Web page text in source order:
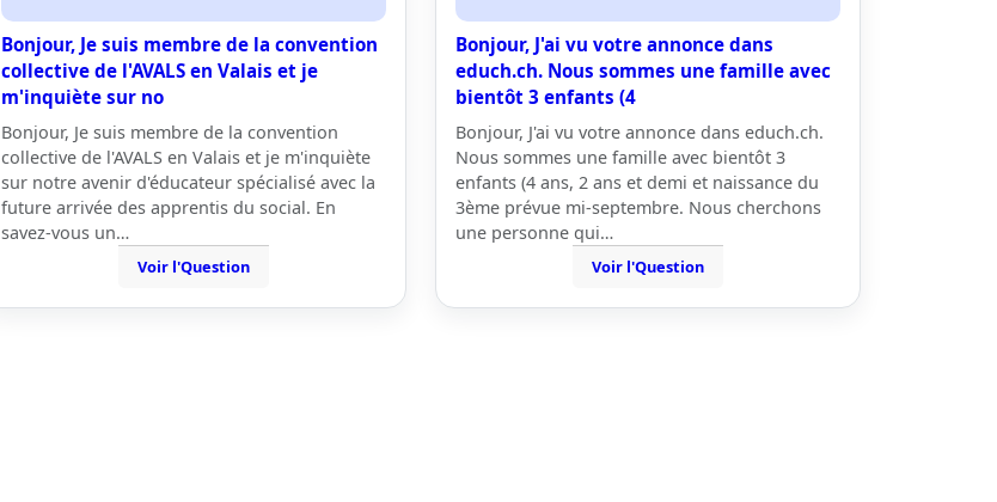
Bonjour, Je suis membre de la convention
collective de l'AVALS en Valais et je
m'inquiète sur no
Bonjour, Je suis membre de la convention
collective de l'AVALS en Valais et je m'inquiète
sur notre avenir d'éducateur spécialisé avec la
future arrivée des apprentis du social. En
savez-vous un…
Voir l'Question
Bonjour, J'ai vu votre annonce dans
educh.ch. Nous sommes une famille avec
bientôt 3 enfants (4
Bonjour, J'ai vu votre annonce dans educh.ch.
Nous sommes une famille avec bientôt 3
enfants (4 ans, 2 ans et demi et naissance du
3ème prévue mi-septembre. Nous cherchons
une personne qui…
Voir l'Question